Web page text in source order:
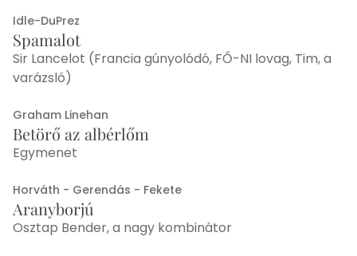
Idle-DuPrez
Spamalot
Sir Lancelot (Francia gúnyolódó, FŐ-NI lovag, Tim, a
varázsló)
Graham Linehan
Betörő az albérlőm
Egymenet
Horváth - Gerendás - Fekete
Aranyborjú
Osztap Bender, a nagy kombinátor